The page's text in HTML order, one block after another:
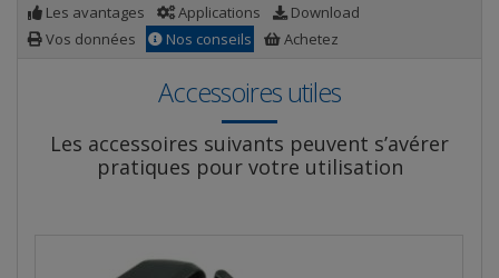
Les avantages
Applications
Download
Vos données
Nos conseils Achetez
Accessoires utiles
Les accessoires suivants peuvent s’avérer
pratiques pour votre utilisation